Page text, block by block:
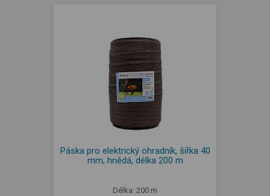
Páska pro elektrický ohradník, šířka 40
mm, hnědá, délka 200 m
Délka: 200 m